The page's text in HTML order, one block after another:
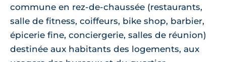
commune en rez-de-chaussée (restaurants,
salle de fitness, coiffeurs, bike shop, barbier,
épicerie fine, conciergerie, salles de réunion)
destinée aux habitants des logements, aux